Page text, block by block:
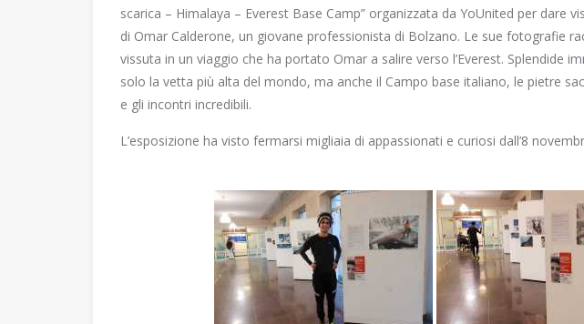
scarica – Himalaya – Everest Base Camp” organizzata da YoUnited per dare
di Omar Calderone, un giovane professionista di Bolzano. Le sue fotografie
vissuta in un viaggio che ha portato Omar a salire verso l’Everest. Splendide
solo la vetta più alta del mondo, ma anche il Campo base italiano, le pietre
e gli incontri incredibili.
L’esposizione ha visto fermarsi migliaia di appassionati e curiosi dall’8